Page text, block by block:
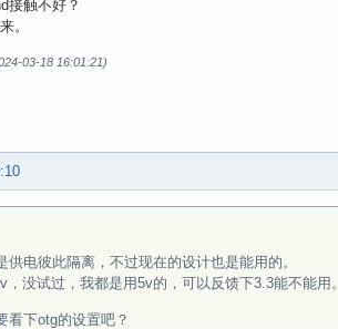
接触不好？
。
03-18 16:01:21)
供电彼此隔离，不过现在的设计也是能用的。
，没试过，我都是用5v的，可以反馈下3.3能不能用。
看下otg的设置吧？